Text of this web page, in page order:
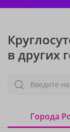
в других
Введите
Города